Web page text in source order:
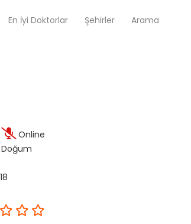
En İyi Doktorlar Şehirler Arama
Songül Alemdaroğlu
göster
Online
Doğum